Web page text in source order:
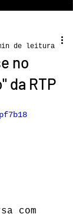
no
da RTP
de leitura
com